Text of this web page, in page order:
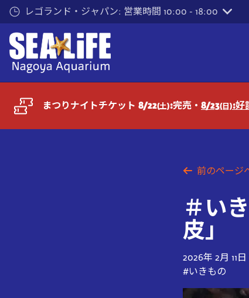
イ
レゴランド・ジャパン: 営業時間 10:00 - 18:00
まつりナイトチケット 8/22(土):完売・ 8/23(日):好
前のページ
＃い
皮」
2026年 2月 11
#いきもの